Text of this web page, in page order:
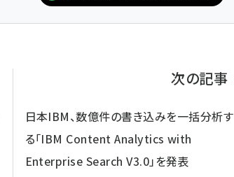
次の記事
日本IBM、数億件の書き込みを一括分析す
る「IBM Content Analytics with
Enterprise Search V3.0」を発表